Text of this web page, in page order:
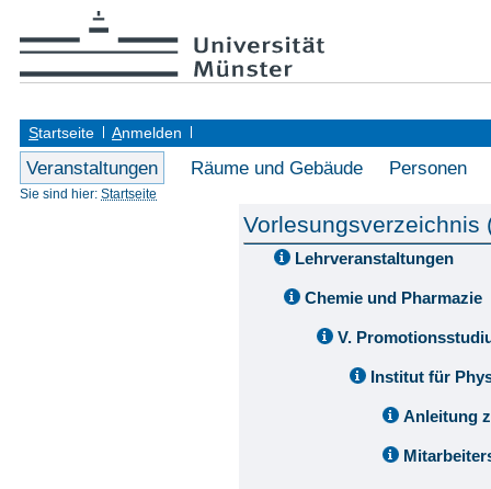
Startseite Anmelden
Veranstaltungen Räume und Gebäude Personen
Sie sind hier: Startseite
Vorlesungsverzeichnis
Lehrveranstaltungen
Chemie und Pharmazie
V.
Institut für
Anleitung